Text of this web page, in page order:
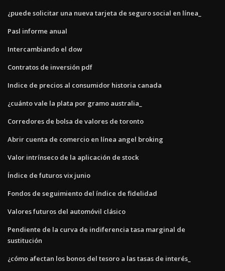
¿puede solicitar una nueva tarjeta de seguro social en línea_
Pasl informe anual
Intercambiando el dow
Contratos de inversión pdf
Indice de precios al consumidor historia canada
¿cuánto vale la plata por gramo australia_
Corredores de bolsa de valores de toronto
Abrir cuenta de comercio en línea angel broking
Valor intrínseco de la aplicación de stock
Índice de futuros vix junio
Fondos de seguimiento del índice de fidelidad
Valores futuros del automóvil clásico
Pendiente de la curva de indiferencia tasa marginal de
sustitución
¿cómo afectan los bonos del tesoro a las tasas de interés_